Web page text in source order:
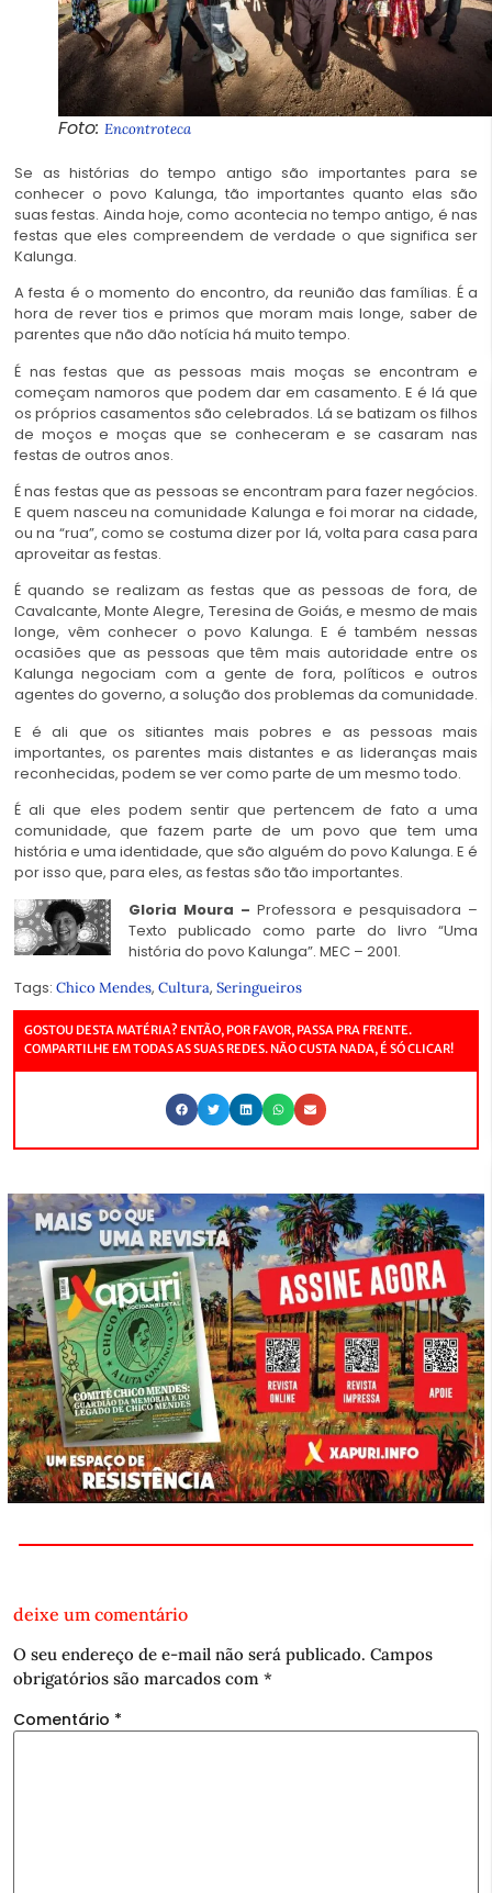
Foto: Encontroteca
Se as histórias do tempo antigo são importantes para se
conhecer o povo Kalunga, tão importantes quanto elas são
suas festas. Ainda hoje, como acontecia no tempo antigo, é nas
festas que eles compreendem de verdade o que significa ser
Kalunga.
A festa é o momento do encontro, da reunião das famílias. É a
hora de rever tios e primos que moram mais longe, saber de
parentes que não dão notícia há muito tempo.
É nas festas que as pessoas mais moças se encontram e
começam namoros que podem dar em casamento. E é lá que
os próprios casamentos são celebrados. Lá se batizam os filhos
de moços e moças que se conheceram e se casaram nas
festas de outros anos.
É nas festas que as pessoas se encontram para fazer negócios.
E quem nasceu na comunidade Kalunga e foi morar na cidade,
ou na “rua”, como se costuma dizer por lá, volta para casa para
aproveitar as festas.
É quando se realizam as festas que as pessoas de fora, de
Cavalcante, Monte Alegre, Teresina de Goiás, e mesmo de mais
longe, vêm conhecer o povo Kalunga. E é também nessas
ocasiões que as pessoas que têm mais autoridade entre os
Kalunga negociam com a gente de fora, políticos e outros
agentes do governo, a solução dos problemas da comunidade.
E é ali que os sitiantes mais pobres e as pessoas mais
importantes, os parentes mais distantes e as lideranças mais
reconhecidas, podem se ver como parte de um mesmo todo.
É ali que eles podem sentir que pertencem de fato a uma
comunidade, que fazem parte de um povo que tem uma
história e uma identidade, que são alguém do povo Kalunga. E é
por isso que, para eles, as festas são tão importantes.
Gloria Moura – Professora e pesquisadora –
Texto publicado como parte do livro “Uma
história do povo Kalunga”. MEC – 2001.
Tags: Chico Mendes, Cultura, Seringueiros
GOSTOU DESTA MATÉRIA? ENTÃO, POR FAVOR, PASSA PRA FRENTE.
COMPARTILHE EM TODAS AS SUAS REDES. NÃO CUSTA NADA, É SÓ CLICAR!
deixe um comentário
O seu endereço de e-mail não será publicado. Campos
obrigatórios são marcados com *
Comentário *